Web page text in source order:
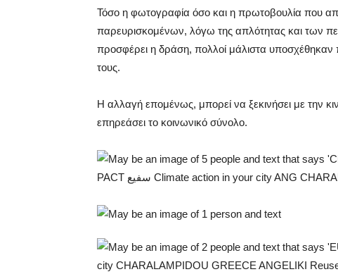
Τόσο η φωτογραφία όσο και η πρωτοβουλία που
παρευρισκομένων, λόγω της απλότητας και των
προσφέρει η δράση, πολλοί μάλιστα υποσχέθηκαν
τους.
Η αλλαγή επομένως, μπορεί να ξεκινήσει με την
επηρεάσει το κοινωνικό σύνολο.